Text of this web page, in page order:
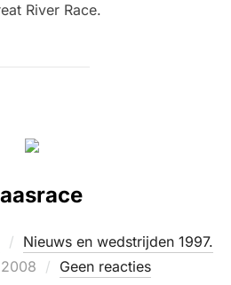
River Race.
Nieuws en wedstrijden 1997.
Geen reacties